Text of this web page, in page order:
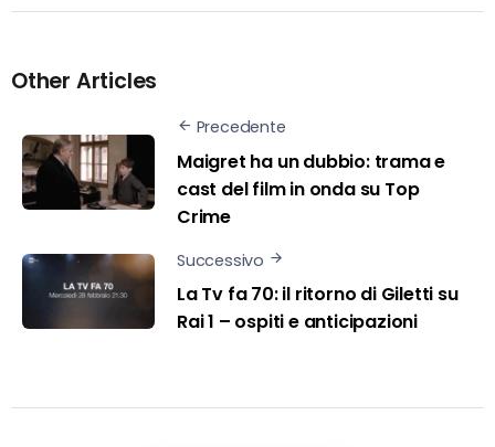
Other Articles
Precedente
Maigret ha un dubbio: trama e
cast del film in onda su Top
Crime
Successivo
La Tv fa 70: il ritorno di Giletti su
Rai 1 – ospiti e anticipazioni